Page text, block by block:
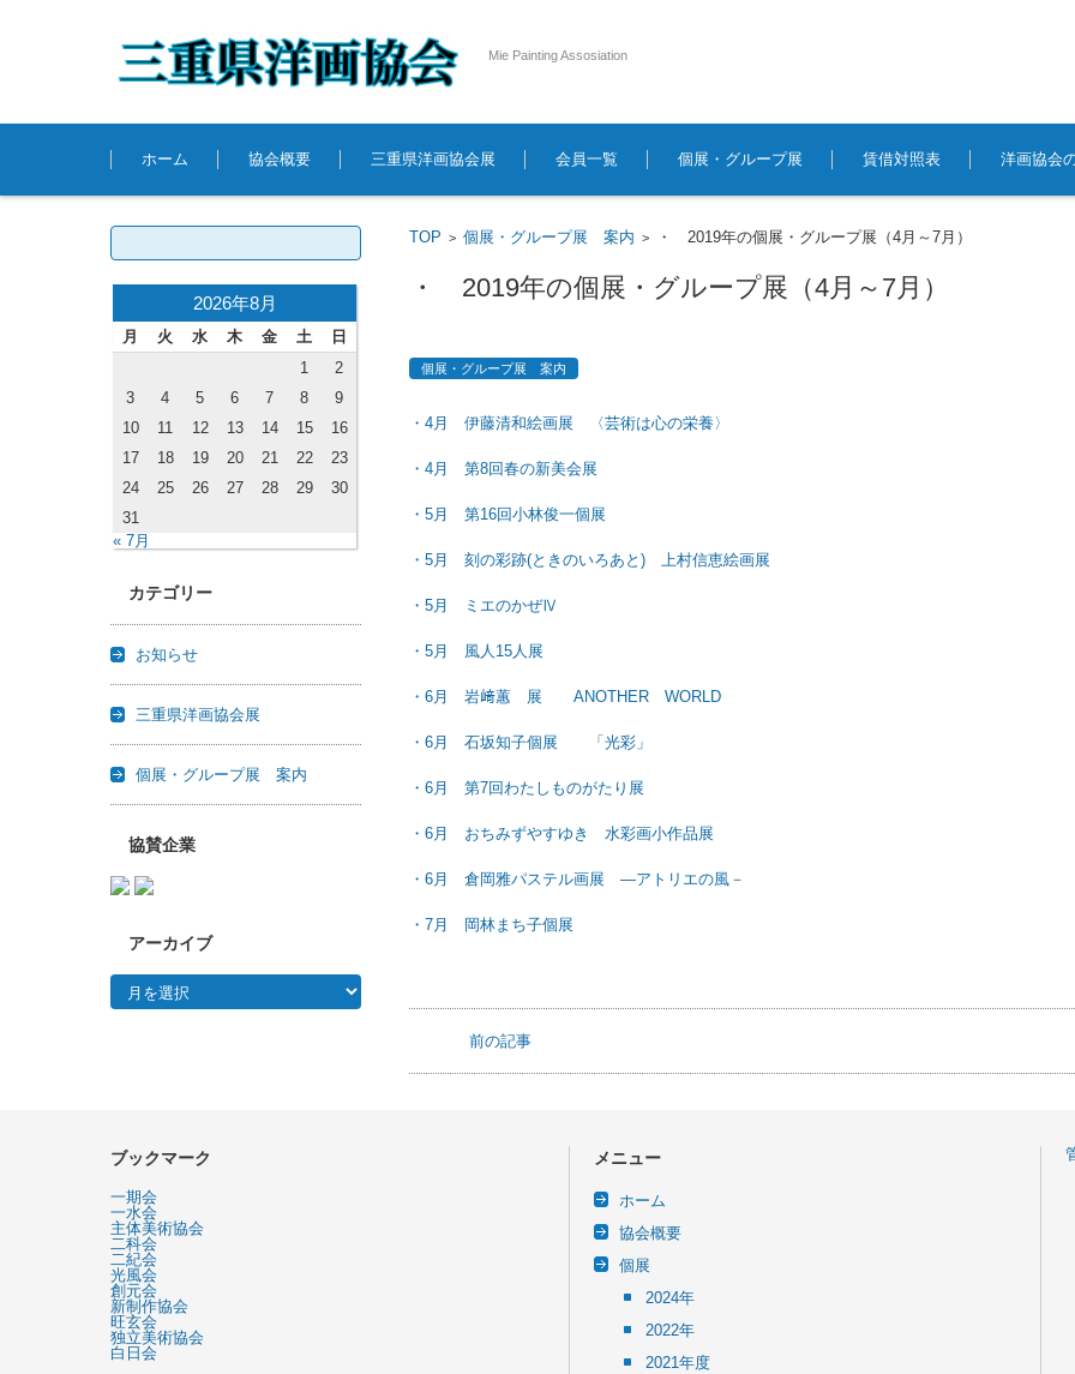
Mie Painting Assosiation
コンテンツに移動
ホーム
協会概要 三重県洋画協会展 会員一覧 個展・グループ展 賃借対照表 洋画協会
TOP > 個展・グループ展 案内 > ・ 2019年の個展・グループ展（4月～7月）
・ 2019年の個展・グループ展（4月～7月）
個展・グループ展 案内
・4月 伊藤清和絵画展 〈芸術は心の栄養〉
・4月 第8回春の新美会展
・5月 第16回小林俊一個展
・5月 刻の彩跡(ときのいろあと) 上村信恵絵画展
・5月 ミエのかぜⅣ
・5月 風人15人展
・6月 岩﨑蕙 展 ANOTHER WORLD
・6月 石坂知子個展 「光彩」
・6月 第7回わたしものがたり展
・6月 おちみずやすゆき 水彩画小作品展
・6月 倉岡雅パステル画展 ―アトリエの風－
・7月 岡林まち子個展
前の記事
検索:
2026年8月
月 火 水 木 金 土
日
1
2
3
4 5 6 7 8
9
10
11 12 13 14 15
16
17
18 19 20 21 22
23
24
25 26 27 28 29
30
31
« 7月
カテゴリー
お知らせ
三重県洋画協会展
個展・グループ展 案内
協賛企業
アーカイブ
アーカイブ
ブックマーク
一期会
一水会
主体美術協会
二科会
二紀会
光風会
創元会
新制作協会
旺玄会
独立美術協会
白日会
メニュー
ホーム
協会概要
個展
2024年
2022年
2021年度